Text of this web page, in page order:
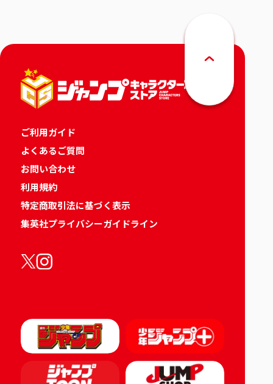
ご利用ガイド
よくあるご質問
お問い合わせ
利用規約
特定商取引法に基づく表示
集英社プライバシーガイドライン